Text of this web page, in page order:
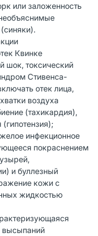
или заложенность
Квинке
шок, токсический
Стивенса-
отек лица,
воздуха
(тахикардия),
инфекционное
покраснением
и буллезный
кожи с
жидкостью